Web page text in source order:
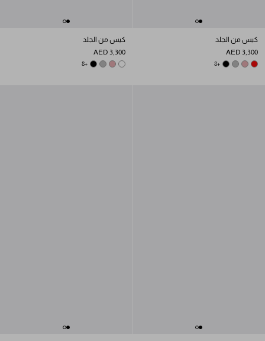
كيس من الجلد
AED 3,300
RED
ROSY BLUSH
DARK GREY
BLACK
+8
كيس من الجلد
AED 3,300
WHITE
ROSY BLUSH
DARK GREY
BLACK
+8